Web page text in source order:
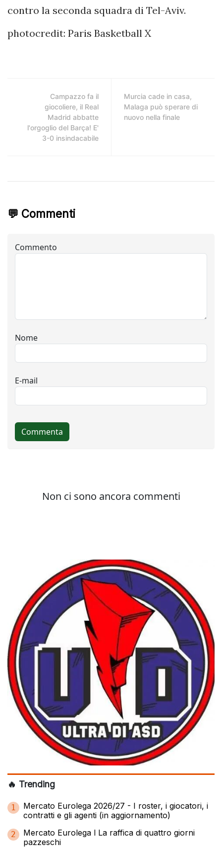
contro la seconda squadra di Tel-Aviv.
photocredit: Paris Basketball X
Campazzo fa il
giocoliere, il Real
Madrid abbatte
l'orgoglio del Barça! E'
3-0 insindacabile
Murcia cade in casa,
Malaga può sperare di
nuovo nella finale
💬 Commenti
🔥 Trending
1
Mercato Eurolega 2026/27 - I roster, i giocatori, i
contratti e gli agenti (in aggiornamento)
2
Mercato Eurolega l La raffica di quattro giorni
pazzeschi